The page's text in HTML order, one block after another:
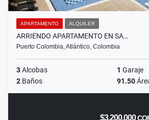
APARTAMENTO ALQUILER
ARRIENDO APARTAMENTO EN SA…
Puerto Colombia, Atlántico, Colombia
3Alcobas 1 Garaje
2 Baños 91.50
$3.200.000